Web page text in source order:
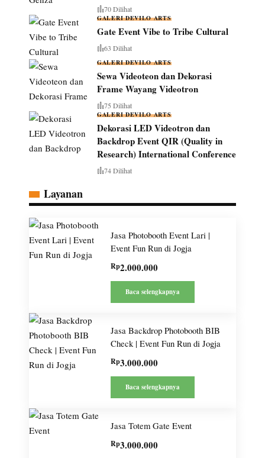
70 Dilihat
GALERI DEVILO ARTS
Gate Event Vibe to Tribe Cultural
63 Dilihat
GALERI DEVILO ARTS
Sewa Videoteon dan Dekorasi
Frame Wayang Videotron
75 Dilihat
GALERI DEVILO ARTS
Dekorasi LED Videotron dan
Backdrop Event QIR (Quality in
Research) International Conference
74 Dilihat
Layanan
Jasa Photobooth Event Lari |
Event Fun Run di Jogja
Rp2.000.000
Baca selengkapnya
Jasa Backdrop Photobooth BIB
Check | Event Fun Run di Jogja
Rp3.000.000
Baca selengkapnya
Jasa Totem Gate Event
Rp3.000.000